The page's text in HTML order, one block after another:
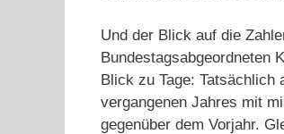
Und der Blick auf die
Bundestagsabgeordneten
Blick zu Tage: Tatsächlich
vergangenen Jahres mit
gegenüber dem Vorjahr.